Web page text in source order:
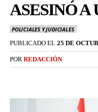
ASESINÓ A
POLICIALES Y JUDICIALES
PUBLICADO EL 25 DE
POR REDACCIÓN